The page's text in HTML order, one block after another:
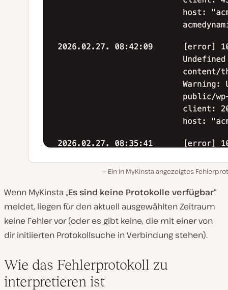
Ein in MyKinsta angezeigtes
Wenn MyKinsta „Es sind keine Protokolle verfügbar“
meldet, liegen für den aktuell ausgewählten Zeitraum
keine Fehler vor (oder es gibt keine, die mit einer von
dir initiierten Protokollsuche in Verbindung stehen).
Wie das Fehlerprotokoll zu
interpretieren ist